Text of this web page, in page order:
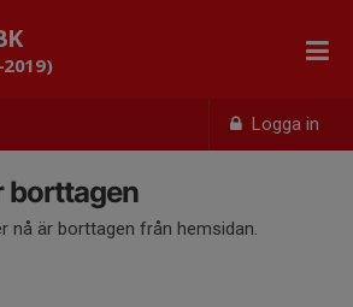
Logga in
2019)
borttagen
nå är borttagen från hemsidan.